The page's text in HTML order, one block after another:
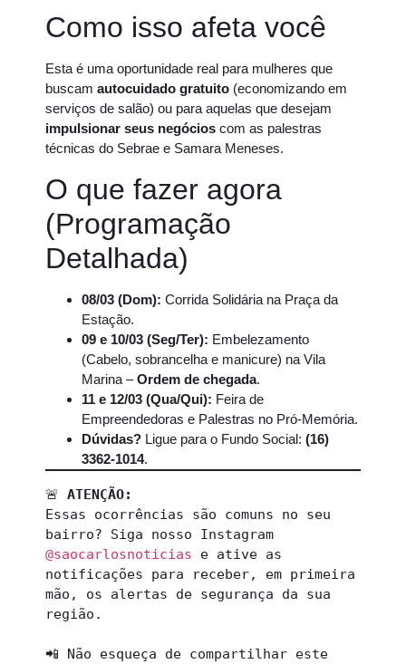
Como isso afeta você
Esta é uma oportunidade real para mulheres que
buscam autocuidado gratuito (economizando em
serviços de salão) ou para aquelas que desejam
impulsionar seus negócios com as palestras
técnicas do Sebrae e Samara Meneses.
O que fazer agora
(Programação
Detalhada)
08/03 (Dom): Corrida Solidária na Praça da
Estação.
09 e 10/03 (Seg/Ter): Embelezamento
(Cabelo, sobrancelha e manicure) na Vila
Marina –Ordem de chegada.
11 e 12/03 (Qua/Qui): Feira de
Empreendedoras e Palestras no Pró-Memória.
Dúvidas? Ligue para o Fundo Social: (16)
3362-1014.
🚨 ATENÇÃO:
Essas ocorrências são comuns no seu
@saocarlosnoticias e ative as
notificações para receber, em primeira
mão, os alertas de segurança da sua
região.
📲 Não esqueça de compartilhar este